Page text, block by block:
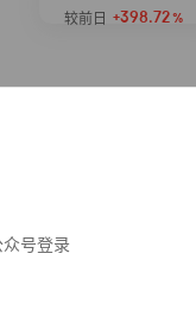
号登录
较前日 +398.72%